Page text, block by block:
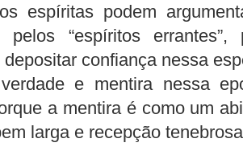
espíritas podem
pelos “espíritos
confiança nessa
e mentira nessa
a mentira é como um
larga e recepção